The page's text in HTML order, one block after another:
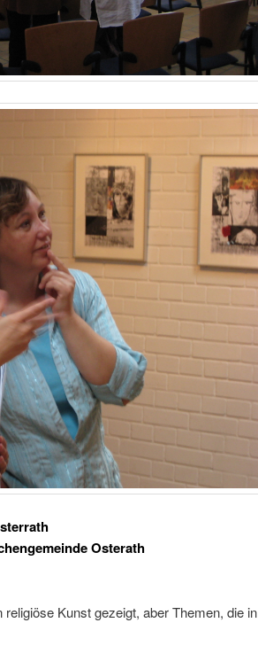
Osterath
Kunst gezeigt, aber Themen, die in